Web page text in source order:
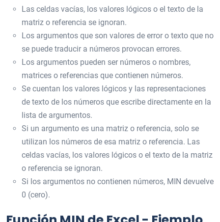
Las celdas vacías, los valores lógicos o el texto de la
matriz o referencia se ignoran.
Los argumentos que son valores de error o texto que no
se puede traducir a números provocan errores.
Los argumentos pueden ser números o nombres,
matrices o referencias que contienen números.
Se cuentan los valores lógicos y las representaciones
de texto de los números que escribe directamente en la
lista de argumentos.
Si un argumento es una matriz o referencia, solo se
utilizan los números de esa matriz o referencia. Las
celdas vacías, los valores lógicos o el texto de la matriz
o referencia se ignoran.
Si los argumentos no contienen números, MIN devuelve
0 (cero).